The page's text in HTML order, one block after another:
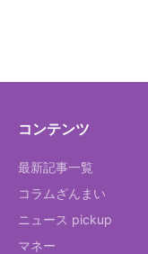
コンテンツ
最新記事一覧
コラムざんまい
ニュース pickup
マネー